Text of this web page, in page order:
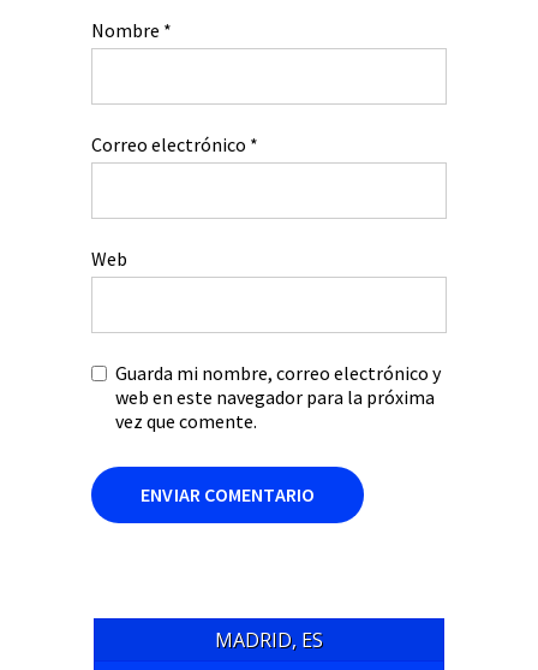
Nombre *
Correo electrónico *
Web
Guarda mi nombre, correo electrónico y
web en este navegador para la próxima
vez que comente.
MADRID, ES